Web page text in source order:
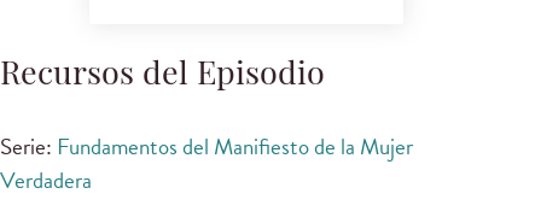
Recursos del Episodio
Serie: Fundamentos del Manifiesto de la Mujer
Verdadera